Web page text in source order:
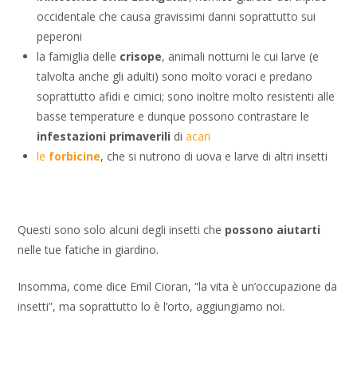
occidentale che causa gravissimi danni soprattutto sui
peperoni
la famiglia delle crisope, animali notturni le cui larve (e
talvolta anche gli adulti) sono molto voraci e predano
soprattutto afidi e cimici; sono inoltre molto resistenti alle
basse temperature e dunque possono contrastare le
infestazioni primaverili di acari
le forbicine, che si nutrono di uova e larve di altri insetti
Questi sono solo alcuni degli insetti che possono aiutarti
nelle tue fatiche in giardino.
Insomma, come dice Emil Cioran, “la vita è un’occupazione da
insetti”, ma soprattutto lo è l’orto, aggiungiamo noi.